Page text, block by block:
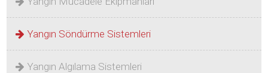
Yangın Söndürme Sistemleri
Yangın Algılama Sistemleri